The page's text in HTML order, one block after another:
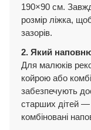
190×90 см.
розмір ліжка,
зазорів.
2. Який
Для малюків
койрою або
забезпечують
старших дітей —
комбіновані